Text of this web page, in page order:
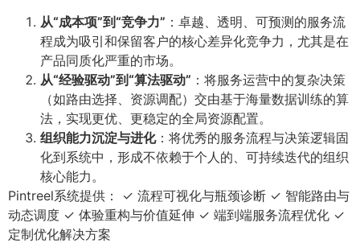
从“成本项”到“竞争力” ：卓越、透明、可预测的服务流
程成为吸引和保留客户的核心差异化竞争力，尤其是在
产品同质化严重的市场。
从“经验驱动”到“算法驱动” ：将服务运营中的复杂决策
（如路由选择、资源调配）交由基于海量数据训练的算
法，实现更优、更稳定的全局资源配置。
组织能力沉淀与进化：将优秀的服务流程与决策逻辑固
化到系统中，形成不依赖于个人的、可持续迭代的组织
核心能力。
Pintreel系统提供： ✓ 流程可视化与瓶颈诊断 ✓ 智能路由与
动态调度 ✓ 体验重构与价值延伸 ✓ 端到端服务流程优化 ✓
定制优化解决方案